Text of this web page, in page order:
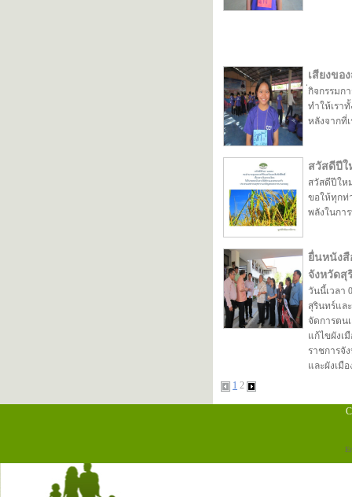
เสียงขอ
กิจกรรมก
ทำให้เรา
หลังจากที่
สวัสดีปีใ
สวัสดีปีให
ขอให้ทุกท่
พลังในกา
ยื่นหนังสื
จังหวัดสุ
วันนี้เวลา
สุรินทร์แล
จัดการตน
แก้ไขผังเ
ราชการจั
และผังเมื
1 2